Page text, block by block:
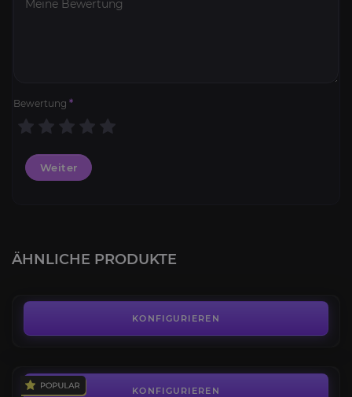
Bewertung *
Weiter
ÄHNLICHE PRODUKTE
KONFIGURIEREN
Sensenschlund des Eroberers
KONFIGURIEREN
4.4